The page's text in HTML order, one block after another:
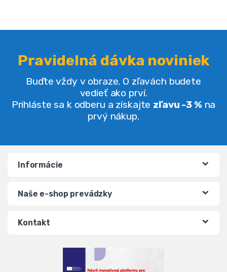
Pravidelná dávka noviniek
Buďte vždy v obraze. O zľavách budete
vedieť ako prví.
Prihláste sa k odberu a získajte zľavu -3 % na
prvý nákup.
Informácie
Naše e-shop prevádzky
Kontakt